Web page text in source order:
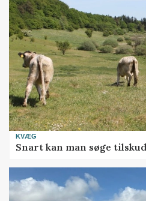
KVÆG
Snart kan man søge